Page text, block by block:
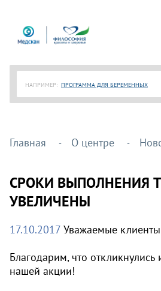
НАПРИМЕР: ПРОГРАММА ДЛЯ БЕРЕМЕННЫХ
Главная О центре
СРОКИ ВЫПОЛНЕНИЯ
УВЕЛИЧЕНЫ
17.10.2017 Уважаемые
Благодарим, что откликнулись
нашей акции!